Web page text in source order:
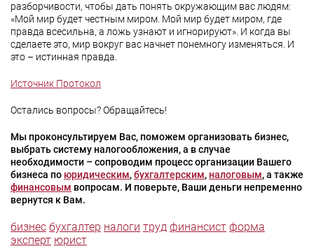
разборчивости, чтобы дать понять окружающим вас людям:
«Мой мир будет честным миром. Мой мир будет миром, где
правда всесильна, а ложь узнают и игнорируют». И когда вы
сделаете это, мир вокруг вас начнет понемногу изменяться. И
это – истинная правда.
Источник Протокол
Остались вопросы? Обращайтесь!
Мы проконсультируем Вас, поможем организовать бизнес,
выбрать систему налогообложения, а в случае
необходимости – сопроводим процесс организации Вашего
бизнеса по юридическим,бухгалтерским, налоговым, а также
финансовым вопросам. И поверьте, Ваши деньги непременно
вернутся к Вам.
бизнес бухгалтер налоги труд финансист форма
эксперт юрист